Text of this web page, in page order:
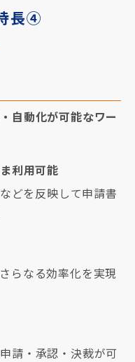
長④
自動化が可能なワー
利用可能
どを反映して申請書
らなる効率化を実現
請・承認・決裁が可